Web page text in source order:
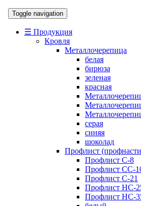
Toggle navigation
☰ Продукция
Кровля
Металлочерепица
белая
бирюза
зеленая
красная
серая
синяя
шоколад
Профлист
Профлист С-8
Профлист СС-
Профлист C-21
Профлист НС-
Профлист НС-